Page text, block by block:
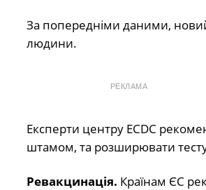
За попередніми даними,
людини.
РЕКЛАМА
Експерти центру ECDC
штамом, та розширювати
Ревакцинація. Країнам ЄС